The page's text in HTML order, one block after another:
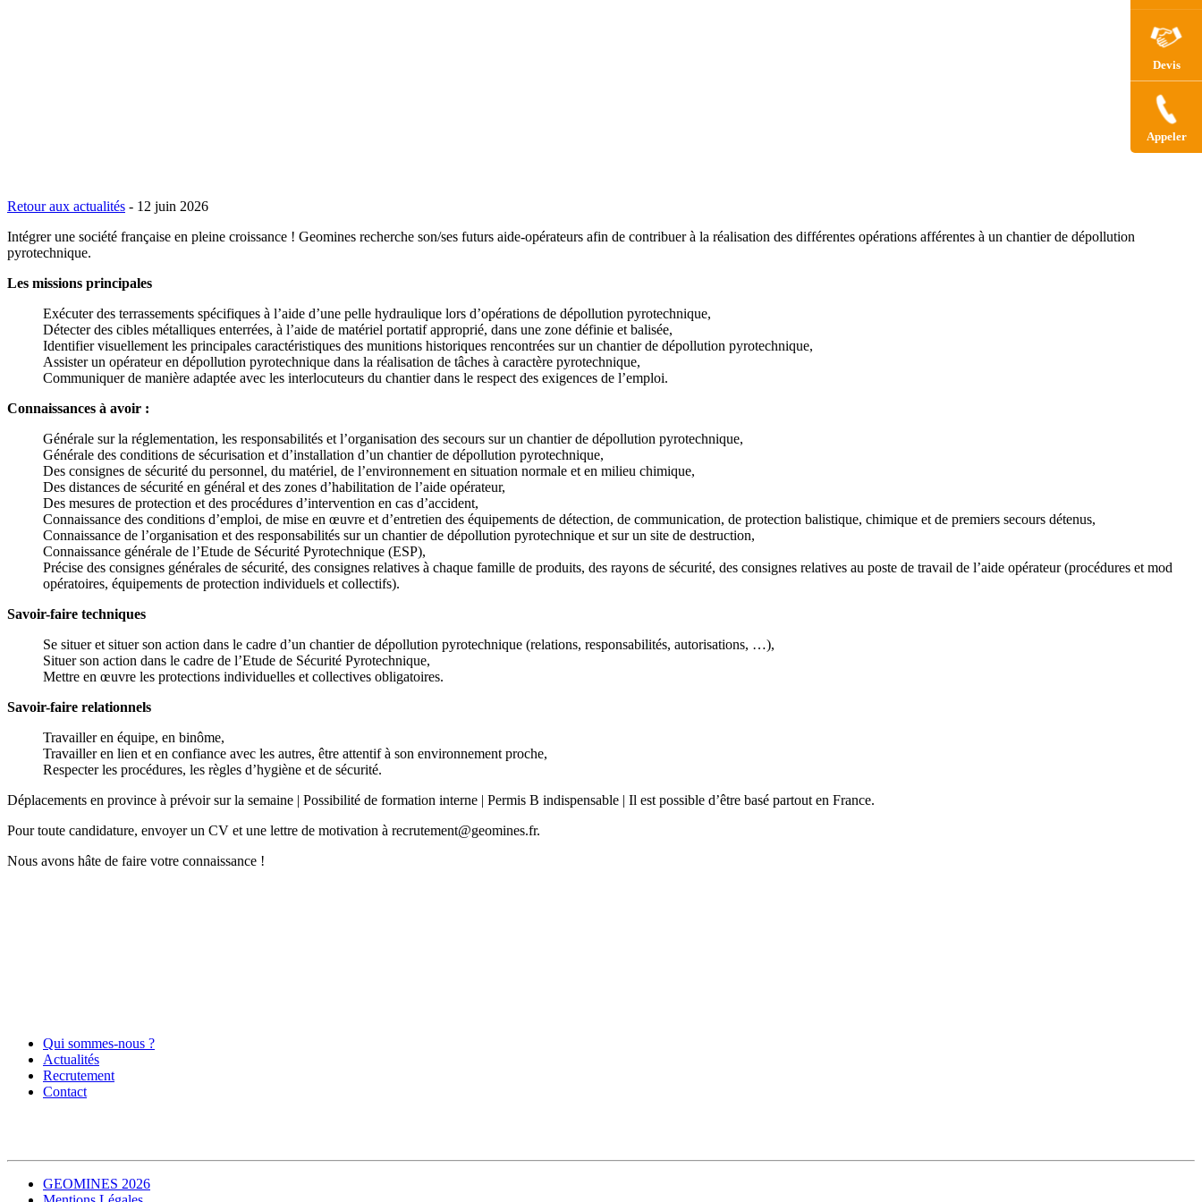
Devis
Appeler
Retour aux actualités - 12 juin 2026
Intégrer une société française en pleine croissance ! Geomines recherche son/ses futurs aide-opérateurs afin de contribuer à la réalisation des différentes opérations afférentes à un chantier de dépollution
pyrotechnique.
Les missions principales
Exécuter des terrassements spécifiques à l’aide d’une pelle hydraulique lors d’opérations de dépollution pyrotechnique,
Détecter des cibles métalliques enterrées, à l’aide de matériel portatif approprié, dans une zone définie et balisée,
Identifier visuellement les principales caractéristiques des munitions historiques rencontrées sur un chantier de dépollution pyrotechnique,
Assister un opérateur en dépollution pyrotechnique dans la réalisation de tâches à caractère pyrotechnique,
Communiquer de manière adaptée avec les interlocuteurs du chantier dans le respect des exigences de l’emploi.
Connaissances à avoir :
Générale sur la réglementation, les responsabilités et l’organisation des secours sur un chantier de dépollution pyrotechnique,
Générale des conditions de sécurisation et d’installation d’un chantier de dépollution pyrotechnique,
Des consignes de sécurité du personnel, du matériel, de l’environnement en situation normale et en milieu chimique,
Des distances de sécurité en général et des zones d’habilitation de l’aide opérateur,
Des mesures de protection et des procédures d’intervention en cas d’accident,
Connaissance des conditions d’emploi, de mise en œuvre et d’entretien des équipements de détection, de communication, de protection balistique, chimique et de premiers secours détenus,
Connaissance de l’organisation et des responsabilités sur un chantier de dépollution pyrotechnique et sur un site de destruction,
Connaissance générale de l’Etude de Sécurité Pyrotechnique (ESP),
Précise des consignes générales de sécurité, des consignes relatives à chaque famille de produits, des rayons de sécurité, des consignes relatives au poste de travail de l’aide opérateur (procédures et mod
opératoires, équipements de protection individuels et collectifs).
Savoir-faire techniques
Se situer et situer son action dans le cadre d’un chantier de dépollution pyrotechnique (relations, responsabilités, autorisations, …),
Situer son action dans le cadre de l’Etude de Sécurité Pyrotechnique,
Mettre en œuvre les protections individuelles et collectives obligatoires.
Savoir-faire relationnels
Travailler en équipe, en binôme,
Travailler en lien et en confiance avec les autres, être attentif à son environnement proche,
Respecter les procédures, les règles d’hygiène et de sécurité.
Déplacements en province à prévoir sur la semaine | Possibilité de formation interne | Permis B indispensable | Il est possible d’être basé partout en France.
Pour toute candidature, envoyer un CV et une lettre de motivation à recrutement@geomines.fr.
Nous avons hâte de faire votre connaissance !
Qui sommes-nous ?
Actualités
Recrutement
Contact
GEOMINES 2026